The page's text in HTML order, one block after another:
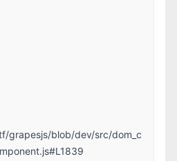
grapesjs/blob/dev/src/dom_c